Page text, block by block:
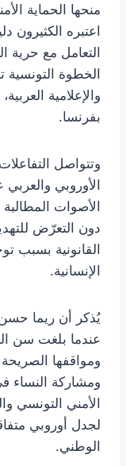
منحها الحماية
اعتبره الكثيرون
التعامل مع حرية
الخطوة التونسية
والإعلامية
بفرنسا.
وتتواصل
الأوروبي
الأصوات المطالبة
دون التعرّض
القانونية بسبب
الإنسانية.
يُذكر أن ريما
عندما بلغت سن
ومواقفها
ومشاركة النساء
الأمني التونسي
لجدل أوروبي
الوطني.